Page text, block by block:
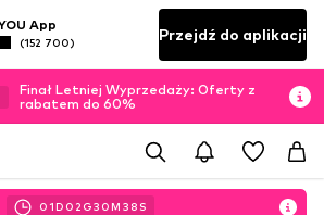
App
(152 700) Przejdź do aplikacji
Finał Letniej Wyprzedaży: Oferty z
rabatem do 60%
01D 02 G30M 36 S